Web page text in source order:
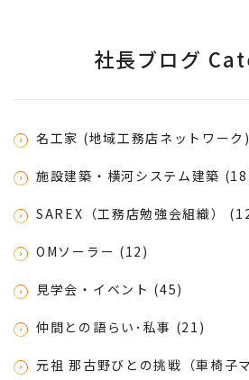
社長ブログ
名工家 (地域工務店ネットワー
施設建築・横河システム建築
SAREX（工務店勉強会組織）
OMソーラー (12)
見学会・イベント (45)
仲間との語らい･私事 (21)
元祖 那古野びとの挑戦（車椅子